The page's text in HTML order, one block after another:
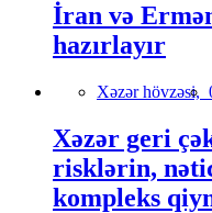
İran və
hazırlayır
Xəzər hövzəsi,
Xəzər geri
risklərin,
kompleks